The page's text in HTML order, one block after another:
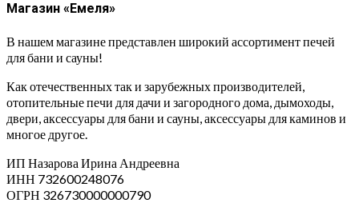
Магазин «Емеля»
В нашем магазине представлен широкий ассортимент печей
для бани и сауны!
Как отечественных так и зарубежных производителей,
отопительные печи для дачи и загородного дома, дымоходы,
двери, аксессуары для бани и сауны, аксессуары для каминов и
многое другое.
ИП Назарова Ирина Андреевна⁠
ИНН 732600248076
ОГРН 326730000000790